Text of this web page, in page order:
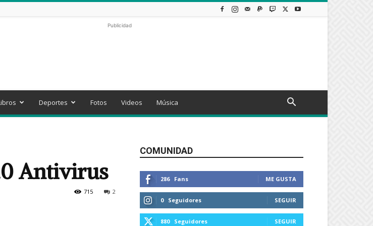
Publicidad
Deportes Fotos Videos Música
Antivirus
2
715
COMUNIDAD
286 Fans ME GUSTA
0 Seguidores SEGUIR
880 Seguidores SEGUIR